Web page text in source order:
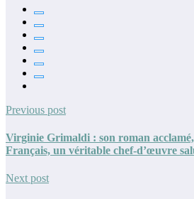
Previous post
Virginie Grimaldi : son roman
Français, un véritable chef-d’œuvre
Next post